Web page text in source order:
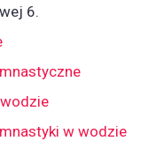
6.
w wodzie